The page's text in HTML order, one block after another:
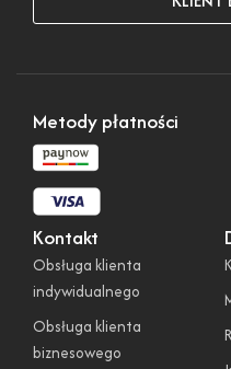
Kontakt
Obsługa klienta
indywidualnego
Obsługa klienta
biznesowego
Metody płatności